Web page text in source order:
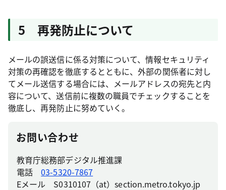
5 再発防止について
メールの誤送信に係る対策について、情報セキュリティ
対策の再確認を徹底するとともに、外部の関係者に対し
てメール送信する場合には、メールアドレスの宛先と内
容について、送信前に複数の職員でチェックすることを
徹底し、再発防止に努めていく。
お問い合わせ
教育庁総務部デジタル推進課
電話03-5320-7867
Eメール S0310107（at）section.metro.tokyo.jp